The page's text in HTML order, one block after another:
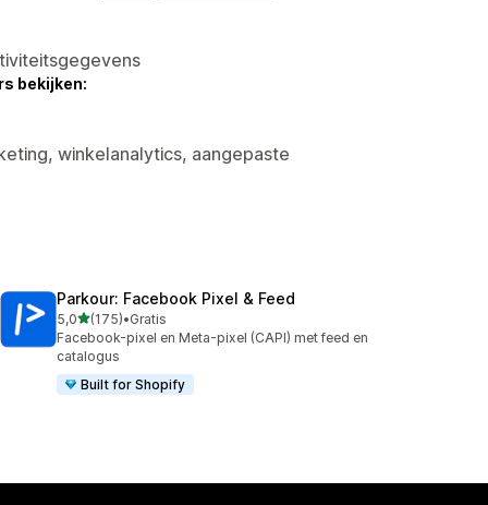
bekijken:
winkelanalytics, aangepaste
Parkour: Facebook Pixel & Feed
5,0van 5 sterren
(175)
175 recensies in totaal
•Gratis
Facebook-pixel en Meta-pixel (CAPI) met feed en
catalogus
Built for Shopify